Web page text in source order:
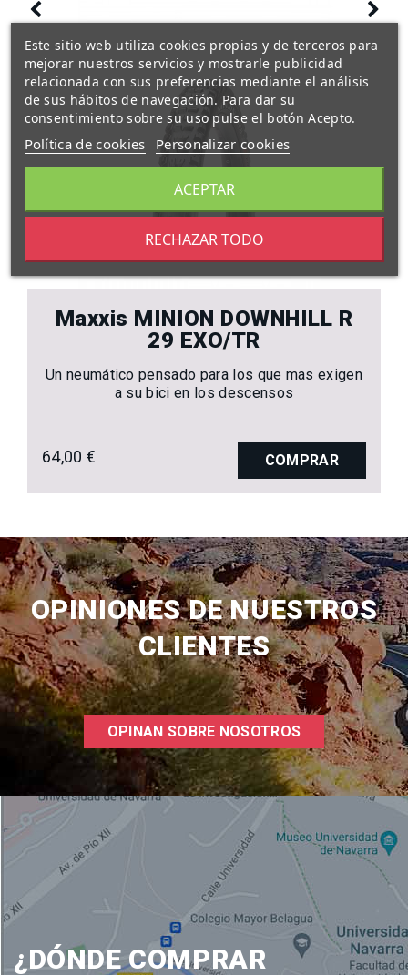
Maxxis MINION DOWNHILL R
29 EXO/TR
Un neumático pensado para los que mas exigen
a su bici en los descensos
64,00 € COMPRAR
OPINIONES DE NUESTROS
CLIENTES
OPINAN SOBRE NOSOTROS
¿DÓNDE COMPRAR
Este sitio web utiliza cookies propias y de terceros para
mejorar nuestros servicios y mostrarle publicidad
relacionada con sus preferencias mediante el análisis
de sus hábitos de navegación. Para dar su
consentimiento sobre su uso pulse el botón Acepto.
Política de cookies Personalizar cookies
RECHAZAR TODO
ACEPTAR